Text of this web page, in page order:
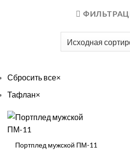
Сбросить все×
Тафлан×
Портплед мужской ПМ-11